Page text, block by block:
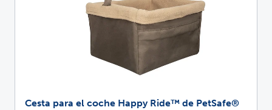
Cesta para el coche Happy Ride™ de PetSafe®